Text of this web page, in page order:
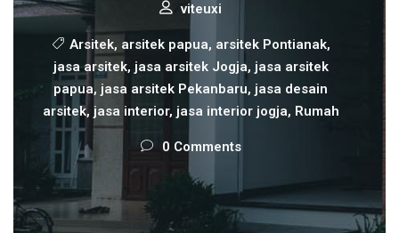
viteuxi
Arsitek, arsitek papua, arsitek Pontianak,
jasa arsitek, jasa arsitek Jogja, jasa arsitek
papua, jasa arsitek Pekanbaru, jasa desain
arsitek, jasa interior, jasa interior jogja, Rumah
0 Comments